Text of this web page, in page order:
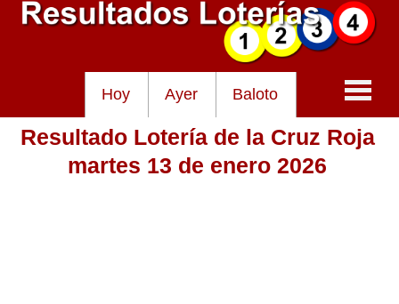
Hoy Ayer Baloto
Baloto
Resultado Lotería de la Cruz Roja
martes 13 de enero 2026